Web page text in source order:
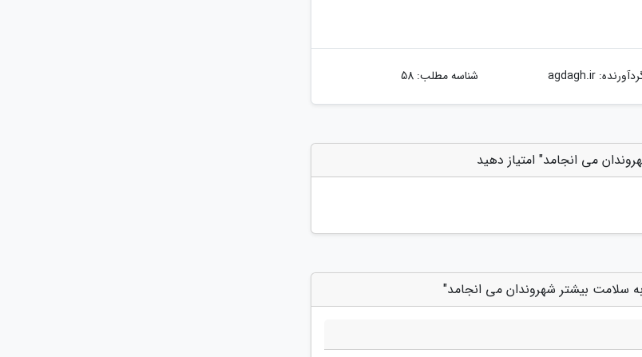
agdagh.ir شناسه مطلب: 58
می انجامد" امتیاز دهید
سلامت بیشتر شهروندان می انجامد"